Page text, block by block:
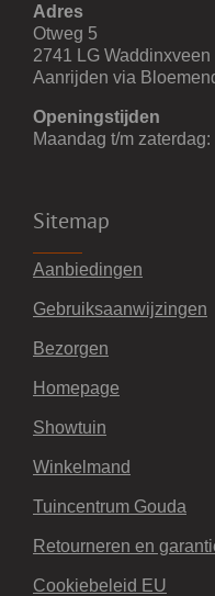
Adres
Otweg 5
2741 LG Waddinxveen
Aanrijden via
Openingstijden
Maandag t/m
Sitemap
Aanbiedingen
Gebruiksaanwijzingen
Bezorgen
Homepage
Showtuin
Winkelmand
Tuincentrum Gouda
Retourneren en
Cookiebeleid EU